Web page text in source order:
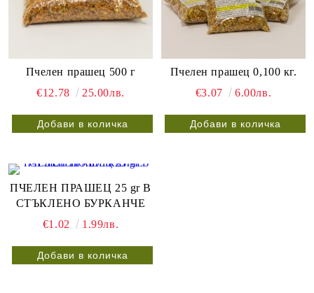
Пчелен прашец 500 г
€12.78
25.00лв.
Пчелен прашец 0,100 кг.
€3.07
6.00лв.
ПЧЕЛЕН ПРАШЕЦ 25 gr В
СТЪКЛЕНО БУРКАНЧЕ
€1.02
1.99лв.